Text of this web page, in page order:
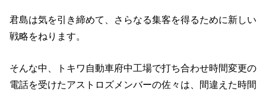
君島は気を引き締めて、さらなる集客を得るために新しい
戦略をねります。
そんな中、トキワ自動車府中工場で打ち合わせ時間変更の
電話を受けたアストロズメンバーの佐々は、間違えた時間